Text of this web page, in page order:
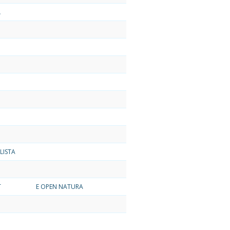
E OPEN NATURA